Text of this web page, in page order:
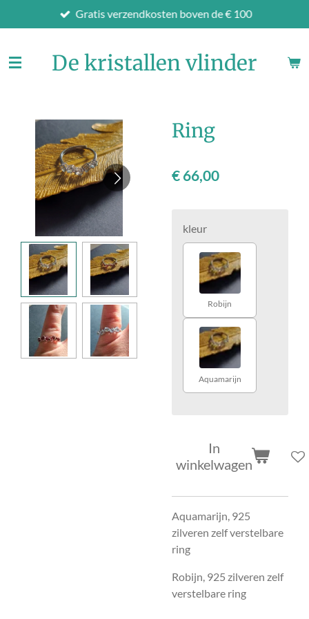
direct
de
Gratis verzendkosten boven de € 100
De kristallen vlinder
Ring
€ 66,00
kleur
Robijn
Aquamarijn
In
winkelwagen
Aquamarijn, 925
zilveren zelf verstelbare
ring
Robijn, 925 zilveren zelf
verstelbare ring